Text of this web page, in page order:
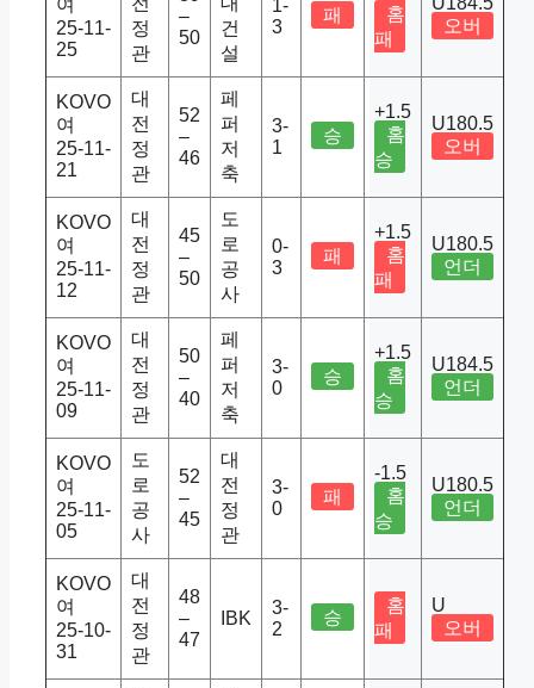
25-11-
25
정
관
–
50
건
설
1-
3
패
홈
패
오버
KOVO
여
25-11-
21
대
전
정
관
52
–
46
페
퍼
저
축
3-
1
승
+1.5
홈
승
U180.5
오버
KOVO
여
25-11-
12
대
전
정
관
45
–
50
도
로
공
사
0-
3
패
+1.5
홈
패
U180.5
언더
KOVO
여
25-11-
09
대
전
정
관
50
–
40
페
퍼
저
축
3-
0
승
+1.5
홈
승
U184.5
언더
KOVO
여
25-11-
05
도
로
공
사
52
–
45
대
전
정
관
3-
0
패
-1.5
홈
승
U180.5
언더
KOVO
여
25-10-
31
대
전
정
관
48
–
47
IBK
3-
2
승
홈
패
U
오버